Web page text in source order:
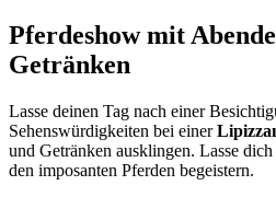
Pferdeshow mit
Getränken
Lasse deinen Tag nach einer
Sehenswürdigkeiten bei einer
und Getränken ausklingen. Lasse
den imposanten Pferden begeistern.